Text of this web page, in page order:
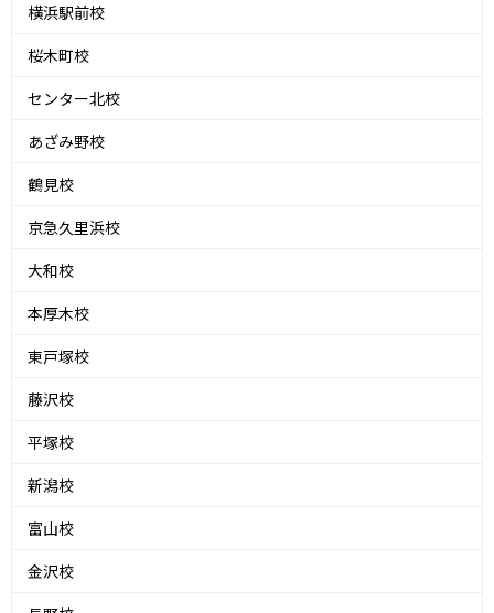
横浜駅前校
桜木町校
センター北校
あざみ野校
鶴見校
京急久里浜校
大和校
本厚木校
東戸塚校
藤沢校
平塚校
新潟校
富山校
金沢校